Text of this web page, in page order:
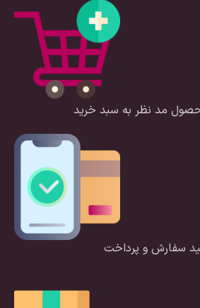
مد نظر به سبد خرید
سفارش و پرداخت